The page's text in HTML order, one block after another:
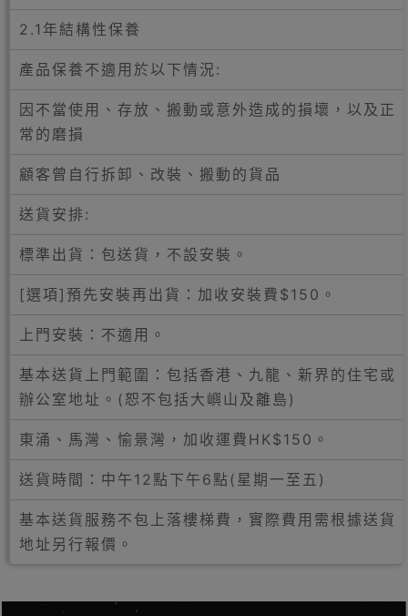
2.1年結構性保養
產品保養不適用於以下情況:
因不當使用、存放、搬動或意外造成的損壞，以及正
常的磨損
顧客曾自行拆卸、改裝、搬動的貨品
送貨安排:
標準出貨：包送貨，不設安裝。
[選項]預先安裝再出貨：加收安裝費$150。
上門安裝：不適用。
基本送貨上門範圍：包括香港、九龍、新界的住宅或
辦公室地址。(恕不包括大嶼山及離島)
東涌、馬灣、愉景灣，加收運費HK$150。
送貨時間：中午12點下午6點(星期一至五)
基本送貨服務不包上落樓梯費，實際費用需根據送貨
地址另行報價。